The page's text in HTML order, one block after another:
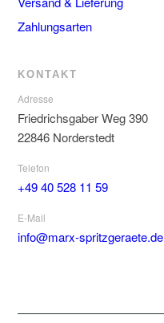
Zahlungsarten
KONTAKT
Adresse
Friedrichsgaber Weg 390
22846 Norderstedt
Telefon
+49 40 528 11 59
E-Mail
info@marx-spritzgeraete.de